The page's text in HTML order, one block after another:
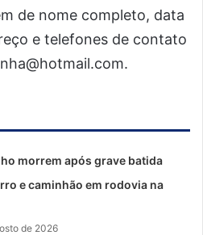
de nome completo, data
e telefones de contato
.
morrem após grave batida
e caminhão em rodovia na
de 2026